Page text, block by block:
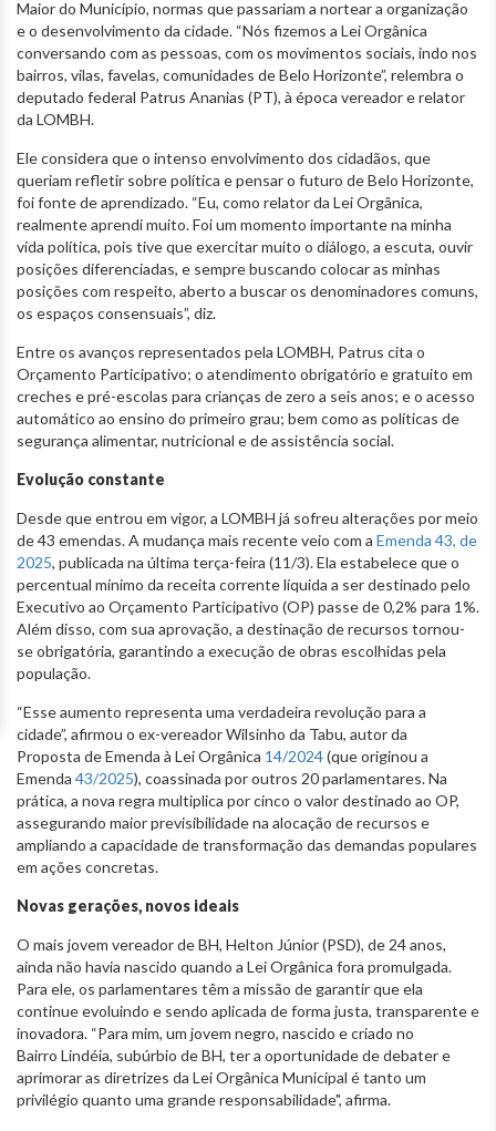
Maior do Município, normas que passariam a nortear a organização
e o desenvolvimento da cidade. “Nós fizemos a Lei Orgânica
conversando com as pessoas, com os movimentos sociais, indo nos
bairros, vilas, favelas, comunidades de Belo Horizonte”, relembra o
deputado federal Patrus Ananias (PT), à época vereador e relator
da LOMBH.
Ele considera que o intenso envolvimento dos cidadãos, que
queriam refletir sobre política e pensar o futuro de Belo Horizonte,
foi fonte de aprendizado. “Eu, como relator da Lei Orgânica,
realmente aprendi muito. Foi um momento importante na minha
vida política, pois tive que exercitar muito o diálogo, a escuta, ouvir
posições diferenciadas, e sempre buscando colocar as minhas
posições com respeito, aberto a buscar os denominadores comuns,
os espaços consensuais”, diz.
Entre os avanços representados pela LOMBH, Patrus cita o
Orçamento Participativo; o atendimento obrigatório e gratuito em
creches e pré-escolas para crianças de zero a seis anos; e o acesso
automático ao ensino do primeiro grau; bem como as políticas de
segurança alimentar, nutricional e de assistência social.
Evolução constante
Desde que entrou em vigor, a LOMBH já sofreu alterações por meio
de 43 emendas. A mudança mais recente veio com a Emenda 43, de
2025, publicada na última terça-feira (11/3). Ela estabelece que o
percentual mínimo da receita corrente líquida a ser destinado pelo
Executivo ao Orçamento Participativo (OP) passe de 0,2% para 1%.
Além disso, com sua aprovação, a destinação de recursos tornou-
se obrigatória, garantindo a execução de obras escolhidas pela
população.
“Esse aumento representa uma verdadeira revolução para a
cidade”, afirmou o ex-vereador Wilsinho da Tabu, autor da
Proposta de Emenda à Lei Orgânica 14/2024(que originou a
Emenda 43/2025), coassinada por outros 20 parlamentares. Na
prática, a nova regra multiplica por cinco o valor destinado ao OP,
assegurando maior previsibilidade na alocação de recursos e
ampliando a capacidade de transformação das demandas populares
em ações concretas.
Novas gerações, novos ideais
O mais jovem vereador de BH, Helton Júnior (PSD), de 24 anos,
ainda não havia nascido quando a Lei Orgânica fora promulgada.
Para ele, os parlamentares têm a missão de garantir que ela
continue evoluindo e sendo aplicada de forma justa, transparente e
inovadora. “Para mim, um jovem negro, nascido e criado no
Bairro Lindéia, subúrbio de BH, ter a oportunidade de debater e
aprimorar as diretrizes da Lei Orgânica Municipal é tanto um
privilégio quanto uma grande responsabilidade", afirma.